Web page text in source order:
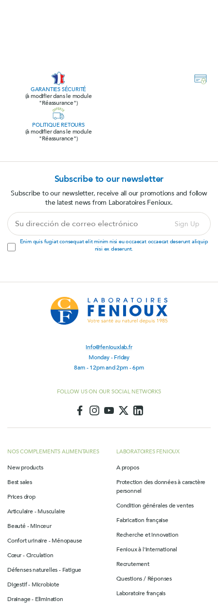
GARANTIES SÉCURITÉ
(à modifier dans le module
"Réassurance")
POLITIQUE RETOURS
(à modifier dans le module
"Réassurance")
info@feniouxlab.fr
Monday - Friday
8am - 12pm and 2pm - 6pm
FOLLOW US ON OUR SOCIAL NETWORKS
NOS COMPLEMENTS ALIMENTAIRES
New products
Best sales
Prices drop
Articulaire - Musculaire
Beauté - Minceur
Confort urinaire - Ménopause
Cœur - Circulation
Défenses naturelles - Fatigue
Digestif - Microbiote
Drainage - Elimination
LABORATOIRES FENIOUX
A propos
Protection des données à caractère
personnel
Condition générales de ventes
Fabrication française
Recherche et innovation
Fenioux à l'international
Recrutement
Questions / Réponses
Laboratoire français
Subscribe to our newsletter
Subscribe to our newsletter, receive all our promotions and follow
the latest news from Laboratoires Fenioux.
dirección
de
correo
Sign Up
Enim quis fugiat consequat elit minim nisi eu occaecat occaecat deserunt aliquip
nisi ex deserunt.